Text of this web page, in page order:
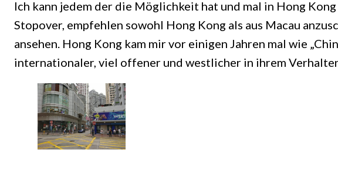
Ich kann jedem der die Möglichkeit hat und mal in Hong
Stopover, empfehlen sowohl Hong Kong als aus Macau
ansehen. Hong Kong kam mir vor einigen Jahren mal wie
internationaler, viel offener und westlicher in ihrem